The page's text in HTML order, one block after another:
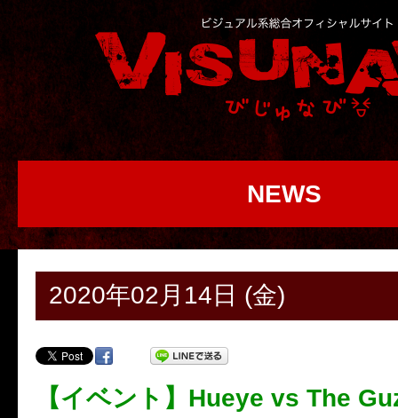
NEWS
2020年02月14日 (金)
【イベント】Hueye vs The